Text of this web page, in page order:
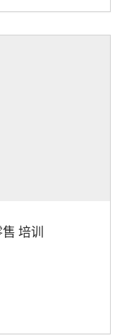
售 培训